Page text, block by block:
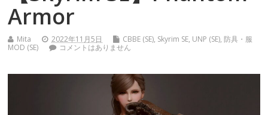
Armor
Mita 2022年11月5日 CBBE (SE), Skyrim SE, UNP (SE),防具・服
MOD (SE)
コメントはありません